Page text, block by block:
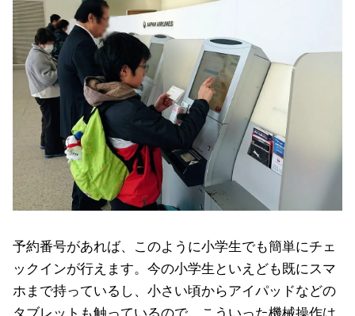
予約番号があれば、このように小学生でも簡単にチェ
ックインが行えます。今の小学生といえども既にスマ
ホまで持っているし、小さい頃からアイパッドなどの